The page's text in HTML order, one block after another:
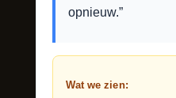
opnieuw.”
Wat we zien: